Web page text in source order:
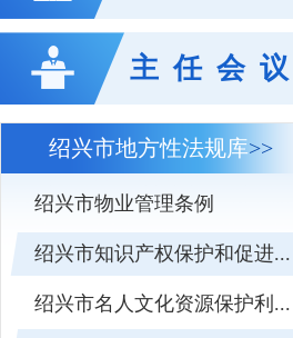
主任会议
绍兴市地方性法规库>>
绍兴市物业管理条例
绍兴市知识产权保护和促进...
绍兴市名人文化资源保护利...